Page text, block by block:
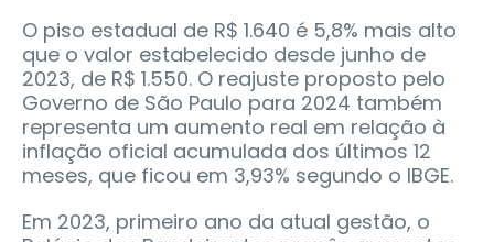
O piso estadual de R$ 1.640 é 5,8% mais alto
que o valor estabelecido desde junho de
2023, de R$ 1.550. O reajuste proposto pelo
Governo de São Paulo para 2024 também
representa um aumento real em relação à
inflação oficial acumulada dos últimos 12
meses, que ficou em 3,93% segundo o IBGE.
Em 2023, primeiro ano da atual gestão, o